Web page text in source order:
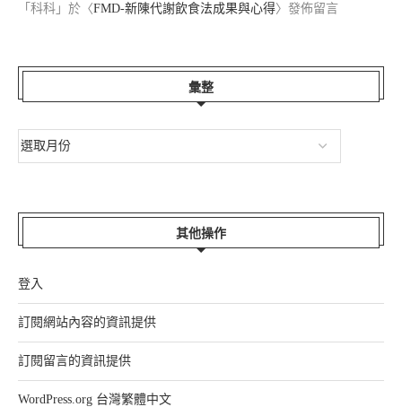
「 科科 」於〈FMD-新陳代謝飲食法成果與心得〉發佈留言
彙整
其他操作
登入
訂閱網站內容的資訊提供
訂閱留言的資訊提供
WordPress.org 台灣繁體中文